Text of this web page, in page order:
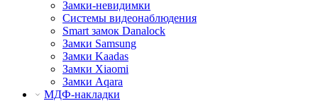
Замки-невидимки
Системы видеонаблюдения
Smart замок Danalock
Замки Samsung
Замки Kaadas
Замки Xiaomi
Замки Aqara
МДФ-накладки